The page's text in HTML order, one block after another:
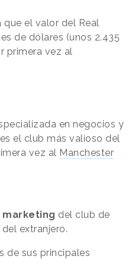
que el valor del Real
de dólares (unos 2.435
primera vez al
en negocios y
es el club más valioso del
vez al Manchester
marketing del club de
del extranjero.
de sus principales